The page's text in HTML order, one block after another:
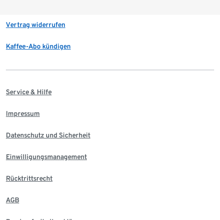
Vertrag widerrufen
Kaffee-Abo kündigen
Service & Hilfe
Impressum
Datenschutz und Sicherheit
Einwilligungsmanagement
Rücktrittsrecht
AGB